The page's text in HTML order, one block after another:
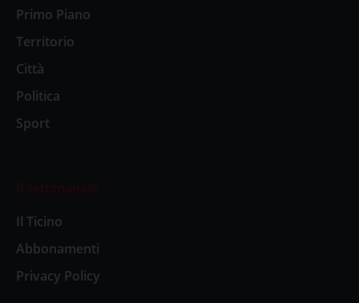
Primo Piano
Territorio
Città
Politica
Sport
Il settimanale
Il Ticino
Abbonamenti
Privacy Policy